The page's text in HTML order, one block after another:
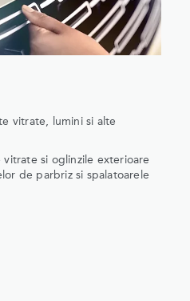
vitrate, lumini si alte
vitrate si oglinzile exterioare
de parbriz si spalatoarele